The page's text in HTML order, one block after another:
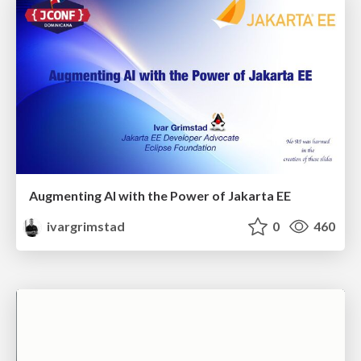
Augmenting AI with the Power of Jakarta EE
ivargrimstad
0 460